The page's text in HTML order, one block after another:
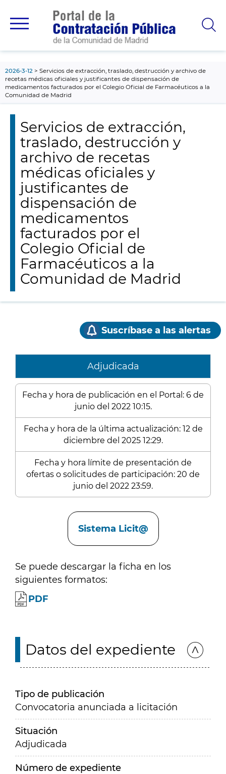
principal
2026-3-12
Servicios de extracción, traslado, destrucción y archivo de
recetas médicas oficiales y justificantes de dispensación de
medicamentos facturados por el Colegio Oficial de Farmacéuticos a la
Comunidad de Madrid
Servicios de extracción,
traslado, destrucción y
archivo de recetas
médicas oficiales y
justificantes de
dispensación de
medicamentos
facturados por el
Colegio Oficial de
Farmacéuticos a la
Comunidad de Madrid
Suscríbase a las alertas
Adjudicada
Fecha y hora de publicación en el Portal: 6 de
junio del 2022 10:15.
Fecha y hora de la última actualización: 12 de
diciembre del 2025 12:29.
Fecha y hora límite de presentación de
ofertas o solicitudes de participación: 20 de
junio del 2022 23:59.
Sistema Licit@
Se puede descargar la ficha en los
siguientes formatos:
PDF
Datos del expediente
Tipo de publicación
Convocatoria anunciada a licitación
Situación
Adjudicada
Número de expediente